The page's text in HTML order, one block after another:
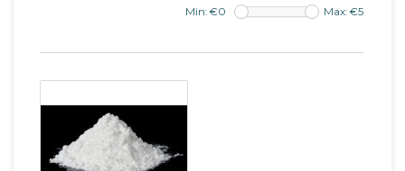
Min: €0 Max: €5